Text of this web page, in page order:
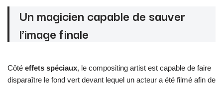
Un magicien capable de sauver
l’image finale
Côté effets spéciaux, le compositing artist est capable de faire
disparaître le fond vert devant lequel un acteur a été filmé afin de